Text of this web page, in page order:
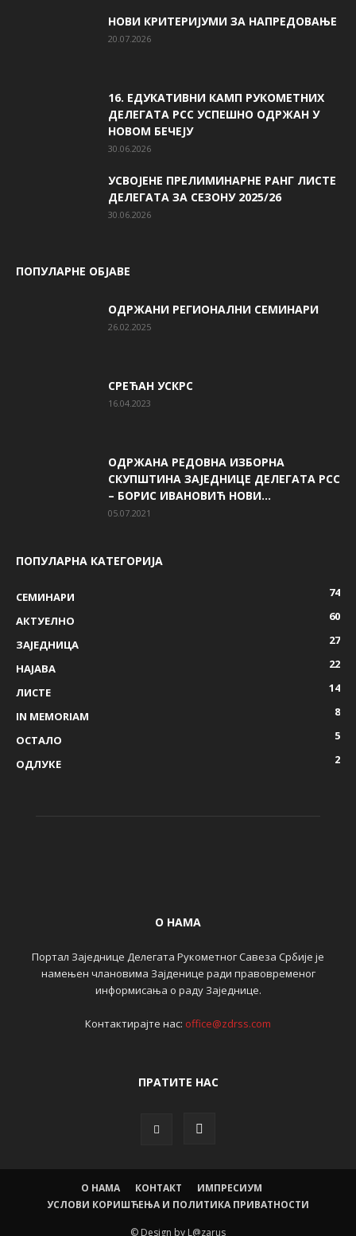
НОВИ КРИТЕРИЈУМИ ЗА НАПРЕДОВАЊЕ
20.07.2026
16. ЕДУКАТИВНИ КАМП РУКОМЕТНИХ
ДЕЛЕГАТА РСС УСПЕШНО ОДРЖАН У
НОВОМ БЕЧЕЈУ
30.06.2026
УСВОЈЕНЕ ПРЕЛИМИНАРНЕ РАНГ ЛИСТЕ
ДЕЛЕГАТА ЗА СЕЗОНУ 2025/26
30.06.2026
ПОПУЛАРНЕ ОБЈАВЕ
ОДРЖАНИ РЕГИОНАЛНИ СЕМИНАРИ
26.02.2025
СРЕЋАН УСКРС
16.04.2023
ОДРЖАНА РЕДОВНА ИЗБОРНА
СКУПШТИНА ЗАЈЕДНИЦЕ ДЕЛЕГАТА РСС
– БОРИС ИВАНОВИЋ НОВИ...
05.07.2021
ПОПУЛАРНА КАТЕГОРИЈА
СЕМИНАРИ
74
AКТУЕЛНО
60
ЗАЈЕДНИЦА
27
НАЈАВА
22
ЛИСТЕ
14
IN MEMORIAM
8
ОСТАЛО
5
ОДЛУКЕ
2
О НАМА
Портал Заједнице Делегата Рукометног Савеза Србије је
намењен члановима Зајденице ради правовременог
информисања о раду Заједнице.
Контактирајте нас: office@zdrss.com
ПРАТИТЕ НАС
О НАМА КОНТАКТ
ИМПРЕСИУМ
УСЛОВИ КОРИШЋЕЊА И ПОЛИТИКА ПРИВАТНОСТИ
© Design by L@zarus